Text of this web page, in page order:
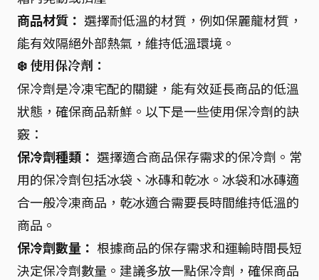
商品材質： 選擇耐低溫的材質，例如保麗龍材質，
能有效隔絕外部熱氣，維持低溫環境。
❄️ 使用保冷劑：
保冷劑是冷凍宅配的關鍵，能有效延長商品的低溫
狀態，確保商品新鮮。以下是一些使用保冷劑的訣
竅：
保冷劑種類： 選擇適合商品保存需求的保冷劑。常
用的保冷劑包括冰袋、冰磚和乾冰。冰袋和冰磚適
合一般冷凍商品，乾冰適合需要長時間維持低溫的
商品。
保冷劑數量： 根據商品的保存需求和運輸時間長短
決定保冷劑數量。建議多放一點保冷劑，確保商品